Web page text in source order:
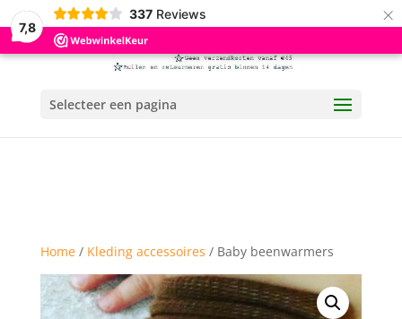
7,8
337 Reviews ×
Selecteer een pagina
Home/ Kleding accessoires / Baby beenwarmers